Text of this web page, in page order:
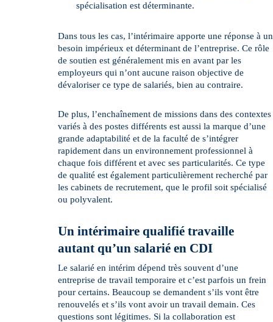
spécialisation est déterminante.
Dans tous les cas, l’intérimaire apporte une réponse à un
besoin impérieux et déterminant de l’entreprise. Ce rôle
de soutien est généralement mis en avant par les
employeurs qui n’ont aucune raison objective de
dévaloriser ce type de salariés, bien au contraire.
De plus, l’enchaînement de missions dans des contextes
variés à des postes différents est aussi la marque d’une
grande adaptabilité et de la faculté de s’intégrer
rapidement dans un environnement professionnel à
chaque fois différent et avec ses particularités. Ce type
de qualité est également particulièrement recherché par
les cabinets de recrutement, que le profil soit spécialisé
ou polyvalent.
Un intérimaire qualifié travaille
autant qu’un salarié en CDI
Le salarié en intérim dépend très souvent d’une
entreprise de travail temporaire et c’est parfois un frein
pour certains. Beaucoup se demandent s’ils vont être
renouvelés et s’ils vont avoir un travail demain. Ces
questions sont légitimes. Si la collaboration est